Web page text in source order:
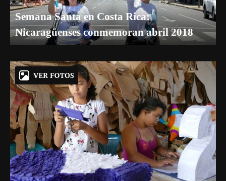
Semana Santa en Costa Rica:
Nicaragüenses conmemoran abril 2018